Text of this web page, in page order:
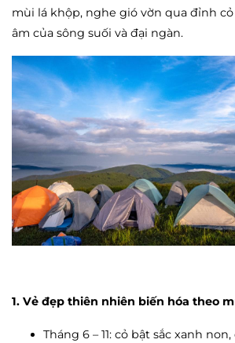
mùi lá khộp, nghe gió vờn qua đỉnh
âm của sông suối và đại ngàn.
1. Vẻ đẹp thiên nhiên biến hóa theo
Tháng 6 – 11: cỏ bật sắc xanh